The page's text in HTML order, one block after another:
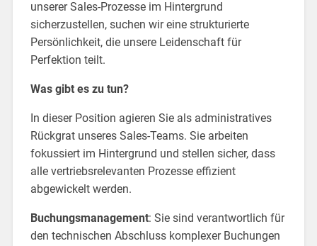
unserer Sales-Prozesse im Hintergrund
sicherzustellen, suchen wir eine strukturierte
Persönlichkeit, die unsere Leidenschaft für
Perfektion teilt.
Was gibt es zu tun?
In dieser Position agieren Sie als administratives
Rückgrat unseres Sales-Teams. Sie arbeiten
fokussiert im Hintergrund und stellen sicher, dass
alle vertriebsrelevanten Prozesse effizient
abgewickelt werden.
Buchungsmanagement: Sie sind verantwortlich für
den technischen Abschluss komplexer Buchungen